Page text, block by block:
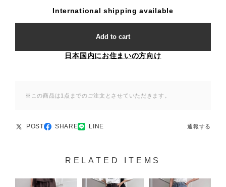
International shipping available
Add to cart
日本国内にお住まいの方向け
※この商品は1点までのご注文とさせていただきます。
POST SHARE LINE 通報する
RELATED ITEMS